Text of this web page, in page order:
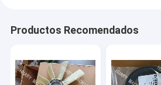
Productos Recomendados